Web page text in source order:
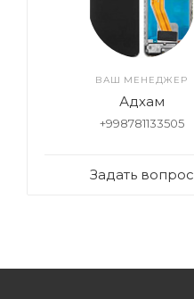
ВАШ МЕНЕДЖЕР
Адхам
+998781133505
Задать вопрос